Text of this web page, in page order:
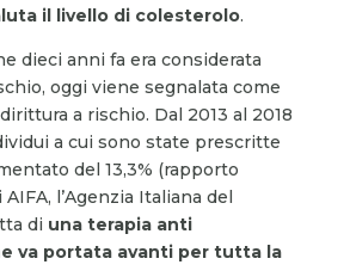
il livello di colesterolo.
dieci anni fa era considerata
oggi viene segnalata come
a rischio. Dal 2013 al 2018
a cui sono state prescritte
del 13,3% (rapporto
l’Agenzia Italiana del
di una terapia anti
va portata avanti per tutta la